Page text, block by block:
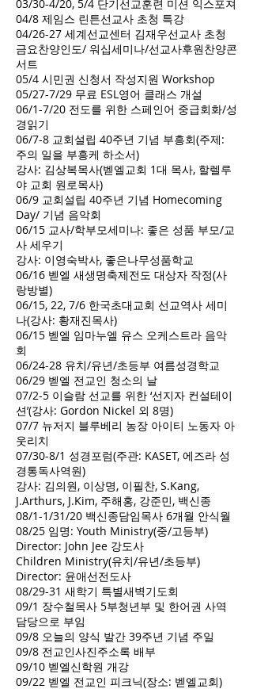
03/30-4/20, 5/4 단기선교훈련 미션 익스포져
04/8 제임스 린튼선교사 초청 특강
04/26-27 세계선교센터 김재우선교사 초청
금요찬양인도/ 워십세미나/선교사후원찬양콘
서트
05/4 시민권 신청서 작성지원 Workshop
05/27-7/29 무료 ESL영어 클래스 개설
06/1-7/20 전도를 위한 스페인어 중급회화/성
경읽기
06/7-8 교회설립 40주년 기념 부흥회(주제:
주의 일을 부흥케 하소서)
강사: 김상복목사(벧엘교회 1대 목사, 할렐루
야 교회 원로목사)
06/9 교회설립 40주년 기념 Homecoming
Day/ 기념 음악회
06/15 교사/학부모세미나: 좋은 성품 부모/교
사 세우기
강사: 이영숙박사, 좋은나무성품학교
06/16 벧엘 새생명축제전도 대상자 작정(사
랑방별)
06/15, 22, 7/6 한국초대교회 선교역사 세미
나(강사: 황재진목사)
06/15 벧엘 임마누엘 유스 오케스트라 음악
회
06/24-28 유치/유년/초등부 여름성경학교
06/29 벧엘 전교인 청소의 날
07/2-5 이슬람 선교를 위한 ‘선지자 컨설테이
션’(강사: Gordon Nickel 외 8명)
07/7 뉴저지 블루베리 농장 아이티 노동자 아
웃리치
07/30-8/1 성경포럼(주관: KASET, 에즈라 성
경통독사역원)
강사: 김의원, 이상명, 이필찬, S.Kang,
J.Arthurs, J.Kim, 주해홍, 강준민, 백신종
08/1-1/31/20 백신종담임목사 6개월 안식월
08/25 임명: Youth Ministry(중/고등부)
Director: John Jee 강도사
Children Ministry(유치/유년/초등부)
Director: 윤애선전도사
08/29-31 새학기 특별새벽기도회
09/1 장수철목사 5부청년부 및 한어권 사역
담당으로 부임
09/8 오늘의 양식 발간 39주년 기념 주일
09/8 전교인사진주소록 배부
09/10 벧엘신학원 개강
09/22 벧엘 전교인 피크닉(장소: 벧엘교회)